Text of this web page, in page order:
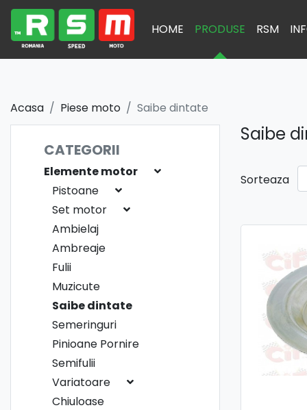
HOME PRODUSE RSM
Acasa Piese moto Saibe dintate
CATEGORII
Elemente motor
Pistoane
Set motor
Ambielaj
Ambreaje
Fulii
Muzicute
Saibe dintate
Semeringuri
Pinioane Pornire
Semifulii
Variatoare
Chiuloase
Saibe
Sorteaza